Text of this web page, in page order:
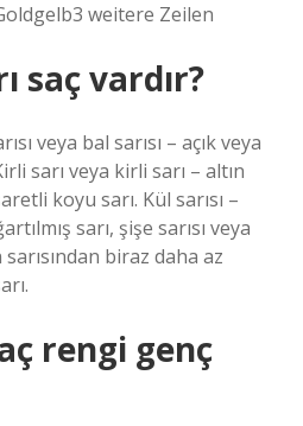
weitere Zeilen
saç vardır?
veya bal sarısı – açık veya
sarı veya kirli sarı – altın
koyu sarı. Kül sarısı –
sarı, şişe sarısı veya
biraz daha az
rengi genç